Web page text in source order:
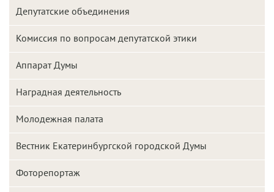
Депутатские объединения
Комиссия по вопросам депутатской этики
Аппарат Думы
Наградная деятельность
Молодежная палата
Вестник Екатеринбургской городской Думы
Фоторепортаж